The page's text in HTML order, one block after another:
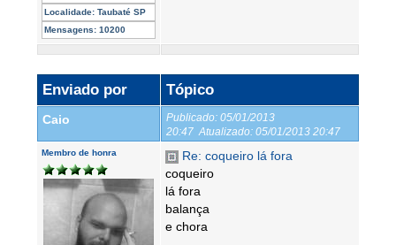
Localidade: Taubaté SP
Mensagens: 10200
Enviado por Tópico
Caio Publicado: 05/01/2013
20:47 Atualizado: 05/01/2013 20:47
Membro de honra
Re: coqueiro lá fora
coqueiro
lá fora
balança
e chora